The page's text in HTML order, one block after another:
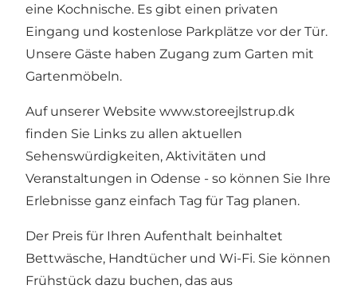
eine Kochnische. Es gibt einen privaten
Eingang und kostenlose Parkplätze vor der Tür.
Unsere Gäste haben Zugang zum Garten mit
Gartenmöbeln.
Auf unserer Website www.storeejlstrup.dk
finden Sie Links zu allen aktuellen
Sehenswürdigkeiten, Aktivitäten und
Veranstaltungen in Odense - so können Sie Ihre
Erlebnisse ganz einfach Tag für Tag planen.
Der Preis für Ihren Aufenthalt beinhaltet
Bettwäsche, Handtücher und Wi-Fi. Sie können
Frühstück dazu buchen, das aus